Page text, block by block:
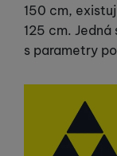
150 cm,
125 cm.
s parametry